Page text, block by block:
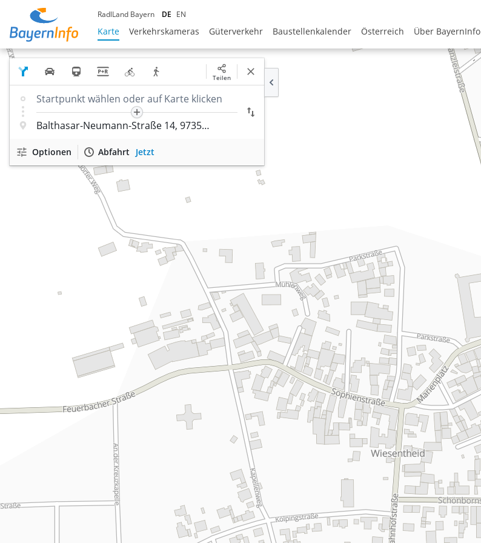
Karte Verkehrskameras Güterverkehr Baustellenkalender Österreich Über BayernInfo
RadlLand Bayern DE EN
Teilen
Optionen Abfahrt Jetzt